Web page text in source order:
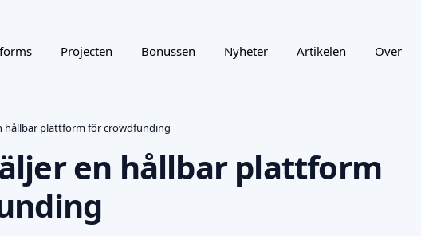
Projecten Bonussen Nyheter Artikelen Over
hållbar plattform för crowdfunding
en hållbar plattform